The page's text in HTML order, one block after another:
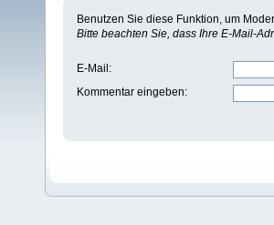
Benutzen Sie diese Funktion, um
Bitte beachten Sie, dass Ihre E-Mail-
E-Mail :
Kommentar eingeben: